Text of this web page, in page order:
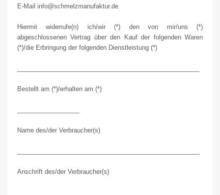
E-Mail info@schmelzmanufaktur.de
Hiermit widerrufe(n) ich/wir (*) den von mir/uns (*)
abgeschlossenen Vertrag über den Kauf der folgenden Waren
(*)/die Erbringung der folgenden Dienstleistung (*)
Bestellt am (*)/erhalten am (*)
Name des/der Verbraucher(s)
Anschrift des/der Verbraucher(s)